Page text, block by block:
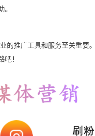
推广工具和服务至关重要。
！